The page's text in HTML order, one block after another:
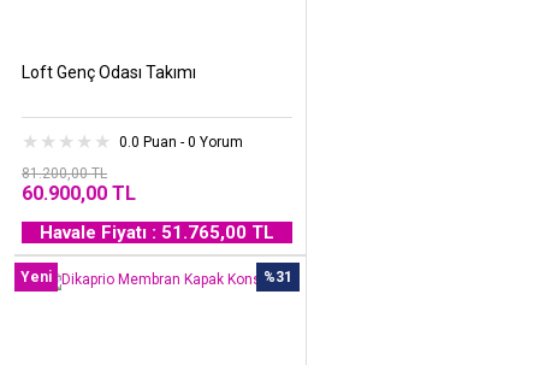
Loft Genç Odası Takımı
0.0 Puan - 0 Yorum
81.200,00 TL
60.900,00 TL
Havale Fiyatı : 51.765,00 TL
%31
Yeni